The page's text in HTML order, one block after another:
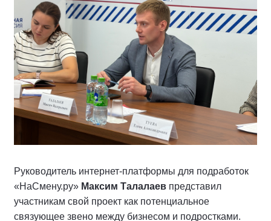
Руководитель интернет-платформы для подработок
«НаСмену.ру» Максим Талалаев представил
участникам свой проект как потенциальное
связующее звено между бизнесом и подростками.